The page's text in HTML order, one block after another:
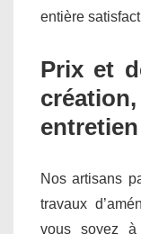
entière
Prix et
Nos artisans
travaux
vous soyez à